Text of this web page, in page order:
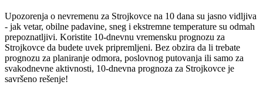
Upozorenja o nevremenu za Strojkovce na 10 dana su jasno vidljiva
- jak vetar, obilne padavine, sneg i ekstremne temperature su odmah
prepoznatljivi. Koristite 10-dnevnu vremensku prognozu za
Strojkovce da budete uvek pripremljeni. Bez obzira da li trebate
prognozu za planiranje odmora, poslovnog putovanja ili samo za
svakodnevne aktivnosti, 10-dnevna prognoza za Strojkovce je
savršeno rešenje!